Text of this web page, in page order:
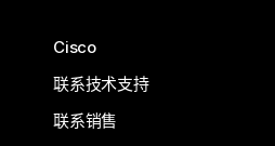
Cisco
联系技术支持
联系销售